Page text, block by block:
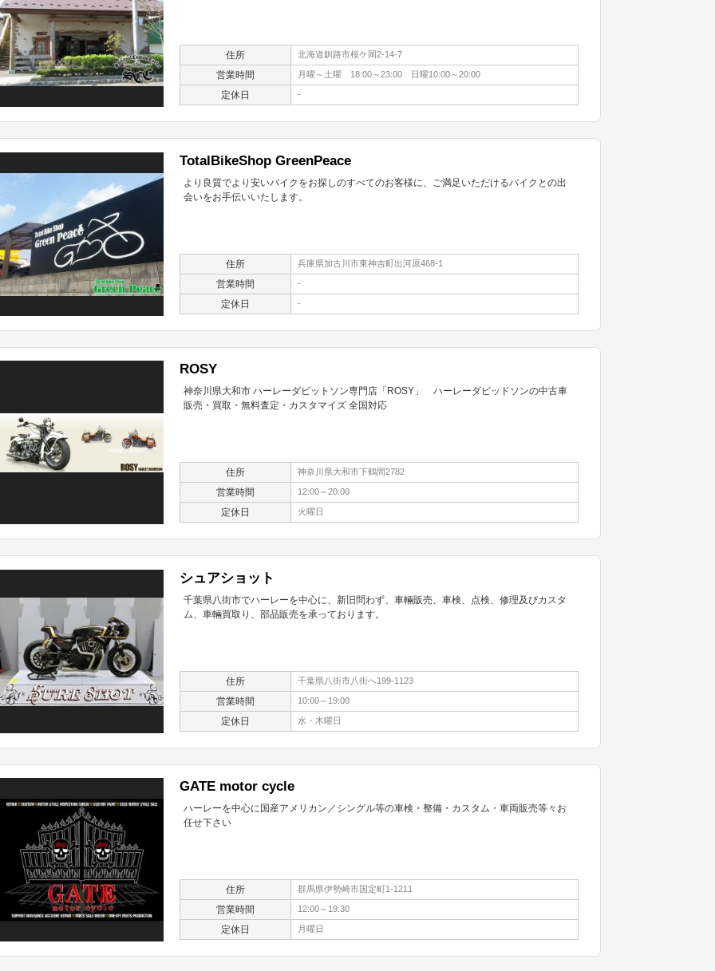
住所 北海道釧路市桜ケ岡2-14-7
営業時間 月曜～土曜 18:00～23:00 日曜10:00～20:00
定休日 -
TotalBikeShop GreenPeace
より良質でより安いバイクをお探しのすべてのお客様に、ご満足いただけるバイクとの出
会いをお手伝いいたします。
住所 兵庫県加古川市東神吉町出河原468-1
営業時間 -
定休日 -
ROSY
神奈川県大和市 ハーレーダビットソン専門店「ROSY」 ハーレーダビッドソンの中古車
販売・買取・無料査定・カスタマイズ 全国対応
住所 神奈川県大和市下鶴間2782
営業時間 12:00～20:00
定休日 火曜日
シュアショット
千葉県八街市でハーレーを中心に、新旧問わず、車輛販売、車検、点検、修理及びカスタ
ム、車輛買取り、部品販売を承っております。
住所 千葉県八街市八街へ199-1123
営業時間 10:00～19:00
定休日 水・木曜日
GATE motor cycle
ハーレーを中心に国産アメリカン／シングル等の車検・整備・カスタム・車両販売等々お
任せ下さい
住所 群馬県伊勢崎市国定町1-1211
営業時間 12:00～19:30
定休日 月曜日